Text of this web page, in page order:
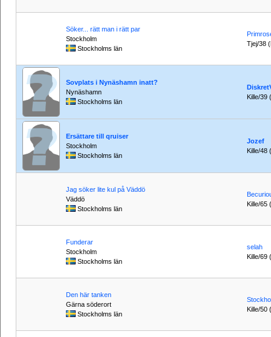
Söker... rätt man i rätt par
Stockholm
Stockholms län
Tjej/38
Sovplats i Nynäshamn inatt?
Nynäshamn
Stockholms län
Kille/39
Ersättare till qruiser
Stockholm
Stockholms län
Jozef
Kille/48
Jag söker lite kul på Väddö
Väddö
Stockholms län
Kille/65
Funderar
Stockholm
Stockholms län
selah
Kille/69
Den här tanken
Gärna söderort
Stockholms län
Kille/50